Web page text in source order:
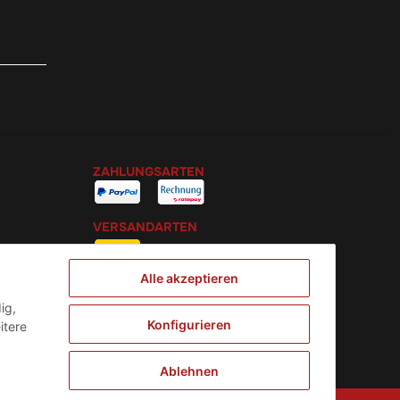
ZAHLUNGSARTEN
VERSANDARTEN
Alle akzeptieren
Konfigurieren
Ablehnen